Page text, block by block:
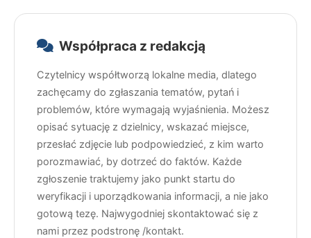
Współpraca z redakcją
Czytelnicy współtworzą lokalne media, dlatego
zachęcamy do zgłaszania tematów, pytań i
problemów, które wymagają wyjaśnienia. Możesz
opisać sytuację z dzielnicy, wskazać miejsce,
przesłać zdjęcie lub podpowiedzieć, z kim warto
porozmawiać, by dotrzeć do faktów. Każde
zgłoszenie traktujemy jako punkt startu do
weryfikacji i uporządkowania informacji, a nie jako
gotową tezę. Najwygodniej skontaktować się z
nami przez podstronę /kontakt.